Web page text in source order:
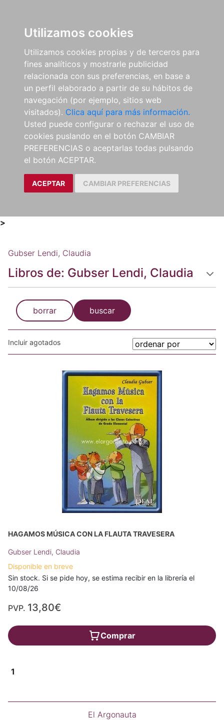
Utilizamos cookies
Utilizamos cookies propias y de terceros para
fines analíticos y mostrarle publicidad
relacionada con sus preferencias, en base a
un perfil elaborado a partir de su hábitos de
navegación (por ejemplo, sitios web
visitados). Clica aquí para más información.
Usted puede configurar o rechazar el uso de
cookies puslando en el botón CAMBIAR
PREFERENCIAS o aceptarlas todas pulsando
el botón ACEPTAR.
ACEPTAR CAMBIAR PREFERENCIAS
>
Gubser Lendi, Claudia
Libros de: Gubser Lendi, Claudia
borrar buscar
Incluir agotados
HAGAMOS MÚSICA CON LA FLAUTA TRAVESERA
Gubser Lendi, Claudia
Disponible en breve
Sin stock. Si se pide hoy, se estima recibir en la librería el
10/08/26
PVP. 13,80€
Comprar
1
El Argonauta